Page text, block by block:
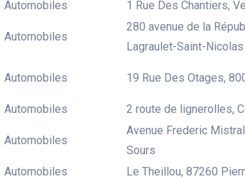
Automobiles 1 Rue Des Chantiers,
Automobiles
280 avenue de la
Lagraulet-Saint-Nicolas
Automobiles 19 Rue Des Otages,
Automobiles 2 route de lignerolles,
Automobiles
Avenue Frederic
Sours
Automobiles
Le Theillou, 87260